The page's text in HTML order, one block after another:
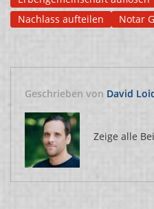
Nachlass aufteilen
Notar
Geschrieben von David
Zeige alle